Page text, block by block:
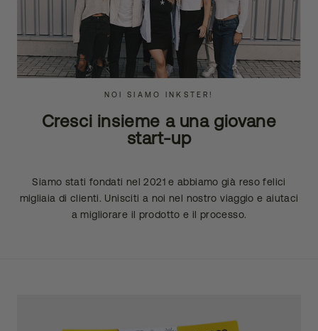
NOI SIAMO INKSTER!
Cresci insieme a una giovane
start-up
Siamo stati fondati nel 2021 e abbiamo già reso felici
migliaia di clienti. Unisciti a noi nel nostro viaggio e aiutaci
a migliorare il prodotto e il processo.